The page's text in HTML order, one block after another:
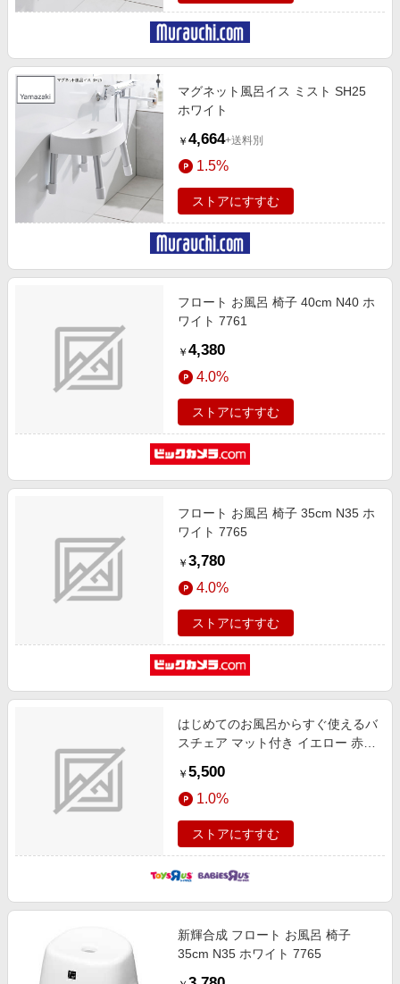
マグネット風呂イス ミスト SH25
ホワイト
￥ 4,664+送料別
1.5%
ストアにすすむ
フロート お風呂 椅子 40cm N40 ホ
ワイト 7761
￥ 4,380
4.0%
ストアにすすむ
フロート お風呂 椅子 35cm N35 ホ
ワイト 7765
￥ 3,780
4.0%
ストアにすすむ
はじめてのお風呂からすぐ使えるバ
スチェア マット付き イエロー 赤ち
￥ 5,500
1.0%
ストアにすすむ
新輝合成 フロート お風呂 椅子
35cm N35 ホワイト 7765